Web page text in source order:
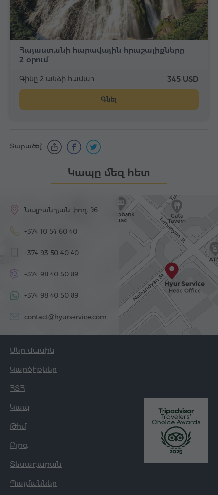
Հայաստանի հարավային հրաշալիքները
2 օրում
Գինը 2 անձի համար 345 USD
Գնել
Տարածել՝
Կապը մեզ հետ
Նալբանդյան փող. 96
+374 10 54 60 40
+374 93 50 40 40
+374 98 40 50 89
+374 98 40 50 89
contact@hyurservice.com
Մեր մասին
Կարծիքներ
ՀՏՀ
Կապ
Թիմ
Բլոգ
Տեսադարան
Պայմաններ